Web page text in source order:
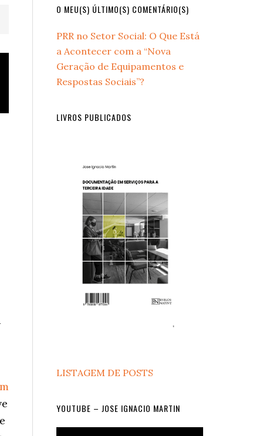
Primary
Sidebar
O MEU(S) ÚLTIMO(S) COMENTÁRIO(S)
PRR no Setor Social: O Que Está
a Acontecer com a “Nova
Geração de Equipamentos e
Respostas Sociais”?
LIVROS PUBLICADOS
LISTAGEM DE POSTS
YOUTUBE – JOSE IGNACIO MARTIN